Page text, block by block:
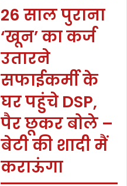
26 साल पुराना
‘खून’ का कर्ज
उतारने
सफाईकर्मी के
घर पहुंचे DSP,
पैर छूकर बोले –
बेटी की शादी मैं
कराऊंगा